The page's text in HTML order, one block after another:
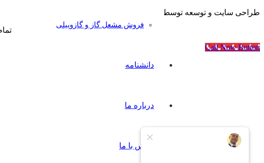
فروش مشعل گاز و گازوییلی
دانشنامه
درباره ما
تماس با ما
طراحی سایت و توسعه توسط
Call Now Button